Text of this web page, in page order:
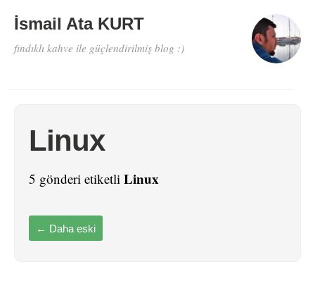
İsmail Ata KURT
fındıklı kahve ile güçlendirilmiş blog :)
Linux
5 gönderi etiketli Linux
← Daha eski